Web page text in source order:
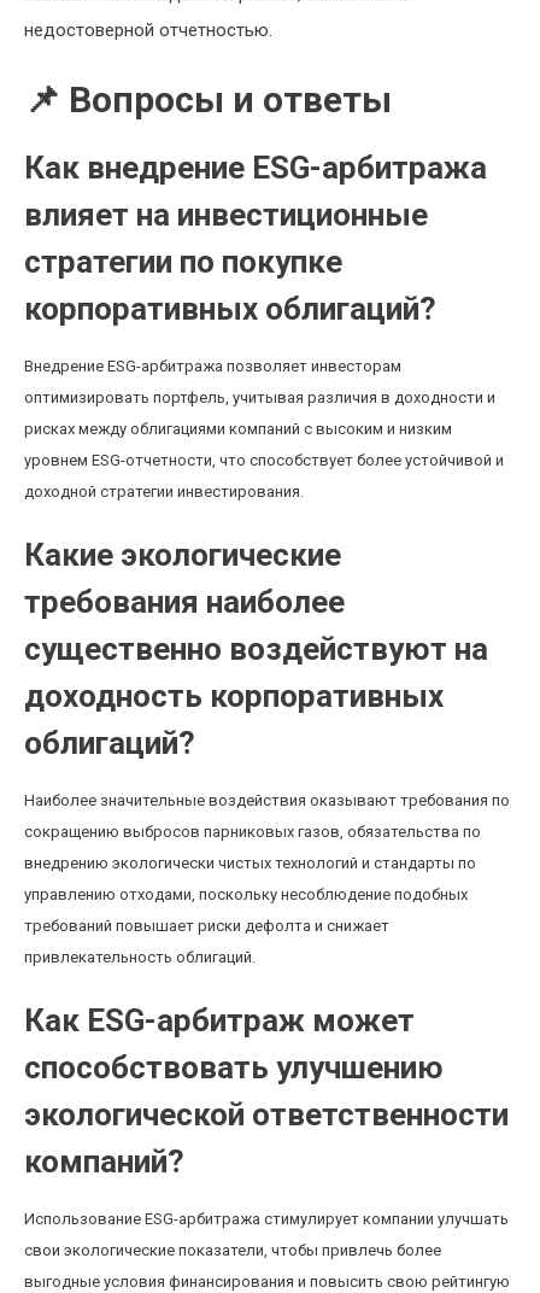
недостоверной отчетностью.
📌 Вопросы и ответы
Как внедрение ESG-арбитража
влияет на инвестиционные
стратегии по покупке
корпоративных облигаций?
Внедрение ESG-арбитража позволяет инвесторам
оптимизировать портфель, учитывая различия в доходности и
рисках между облигациями компаний с высоким и низким
уровнем ESG-отчетности, что способствует более устойчивой и
доходной стратегии инвестирования.
Какие экологические
требования наиболее
существенно воздействуют на
доходность корпоративных
облигаций?
Наиболее значительные воздействия оказывают требования по
сокращению выбросов парниковых газов, обязательства по
внедрению экологически чистых технологий и стандарты по
управлению отходами, поскольку несоблюдение подобных
требований повышает риски дефолта и снижает
привлекательность облигаций.
Как ESG-арбитраж может
способствовать улучшению
экологической ответственности
компаний?
Использование ESG-арбитража стимулирует компании улучшать
свои экологические показатели, чтобы привлечь более
выгодные условия финансирования и повысить свою рейтингую